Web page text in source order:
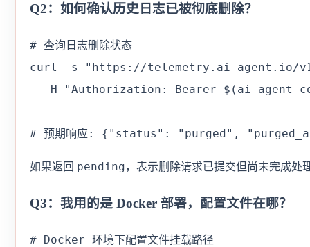
Q2：如何确认历史日志已被彻底删除？
# 查询日志删除状态
curl -s "https://telemetry.ai-agent.io/
-H "Authorization: Bearer $(ai-agent
# 预期响应: {"status": "purged",
如果返回 pending，表示删除请求已提交但尚未完成处
Q3：我用的是 Docker 部署，配置文件在哪？
# Docker 环境下配置文件挂载路径